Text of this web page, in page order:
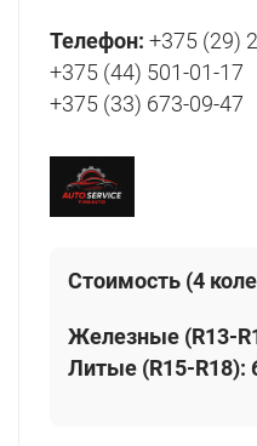
Телефон: +375 (29)
+375 (44) 501-01-17
+375 (33) 673-09-47
Стоимость (4
Железные (R13-
Литые (R15-R18):